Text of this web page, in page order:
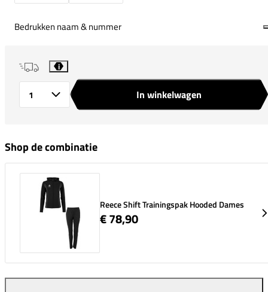
Bedrukken naam & nummer
i
In winkelwagen
Shop de combinatie
Reece Shift Trainingspak Hooded Dames
€ 78,90